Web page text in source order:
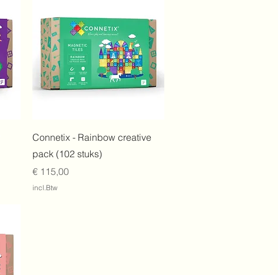
Snel overzicht
Connetix - Rainbow creative
pack (102 stuks)
Prijs
€ 115,00
incl.Btw